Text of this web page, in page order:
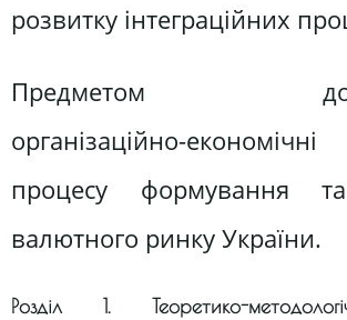
розвитку інтеграційних
Предметом
організаційно-
процесу формування
валютного ринку України.
Розділ 1. Теоретико-